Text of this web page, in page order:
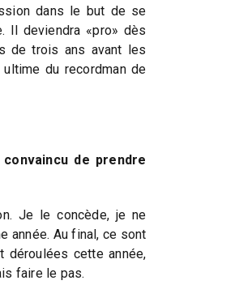
dans le but de se
Il deviendra «pro» dès
de trois ans avant les
du recordman de
de prendre
Je le concède, je ne
année. Au final, ce sont
cette année,
faire le pas.